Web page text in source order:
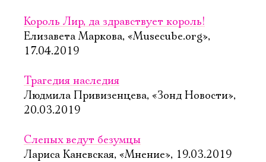
Король Лир, да здравствует король!
Елизавета Маркова, «Musecube.org»,
17.04.2019
Трагедия наследия
Людмила Привизенцева, «Зонд Новости»,
20.03.2019
Слепых ведут безумцы
Лариса Каневская, «Мнение», 19.03.2019